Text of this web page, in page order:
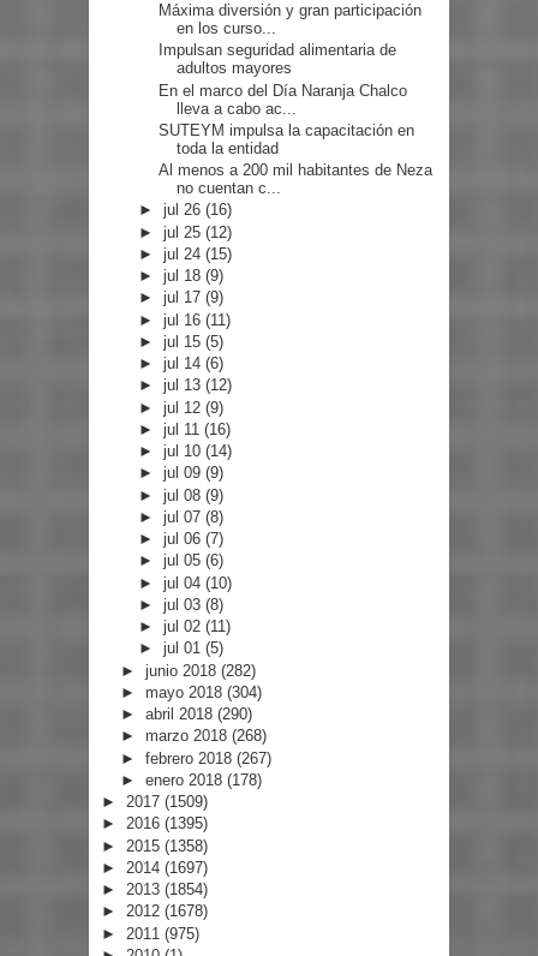
Máxima diversión y gran participación
en los curso...
Impulsan seguridad alimentaria de
adultos mayores
En el marco del Día Naranja Chalco
lleva a cabo ac...
SUTEYM impulsa la capacitación en
toda la entidad
Al menos a 200 mil habitantes de Neza
no cuentan c...
►jul 26(16)
►jul 25(12)
►jul 24(15)
►jul 18(9)
►jul 17(9)
►jul 16(11)
►jul 15(5)
►jul 14(6)
►jul 13(12)
►jul 12(9)
►jul 11(16)
►jul 10(14)
►jul 09(9)
►jul 08(9)
►jul 07(8)
►jul 06(7)
►jul 05(6)
►jul 04(10)
►jul 03(8)
►jul 02(11)
►jul 01(5)
► junio 2018 (282)
► mayo 2018 (304)
► abril 2018 (290)
► marzo 2018 (268)
► febrero 2018 (267)
► enero 2018 (178)
► 2017 (1509)
► 2016 (1395)
► 2015 (1358)
► 2014 (1697)
► 2013 (1854)
► 2012 (1678)
► 2011 (975)